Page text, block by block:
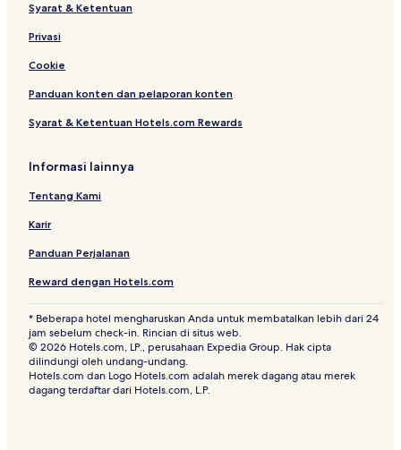
Syarat & Ketentuan
Privasi
Cookie
Panduan konten dan pelaporan konten
Syarat & Ketentuan Hotels.com Rewards
Informasi lainnya
Tentang Kami
Karir
Panduan Perjalanan
Reward dengan Hotels.com
* Beberapa hotel mengharuskan Anda untuk membatalkan lebih dari 24
jam sebelum check-in. Rincian di situs web.
© 2026 Hotels.com, LP., perusahaan Expedia Group. Hak cipta
dilindungi oleh undang-undang.
Hotels.com dan Logo Hotels.com adalah merek dagang atau merek
dagang terdaftar dari Hotels.com, L.P.